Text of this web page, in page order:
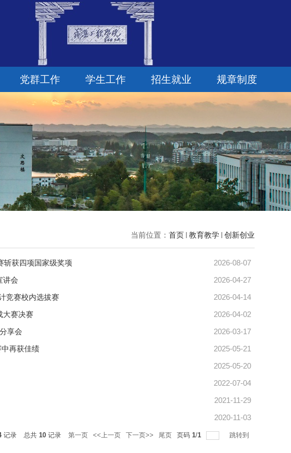
党群工作 学生工作 招生就业 规章制度
当前位置： 首页 教育教学 创新创业
斩获四项国家级奖项
2026-08-07
讲会
2026-04-27
竞赛校内选拔赛
2026-04-14
大赛决赛
2026-04-02
享会
2026-03-17
再获佳绩
2025-05-21
2025-05-20
2022-07-04
2021-11-29
2020-11-03
记录 总共 10 记录 第一页 <<上一页 下一页>> 尾页 页码 1/1 跳转到